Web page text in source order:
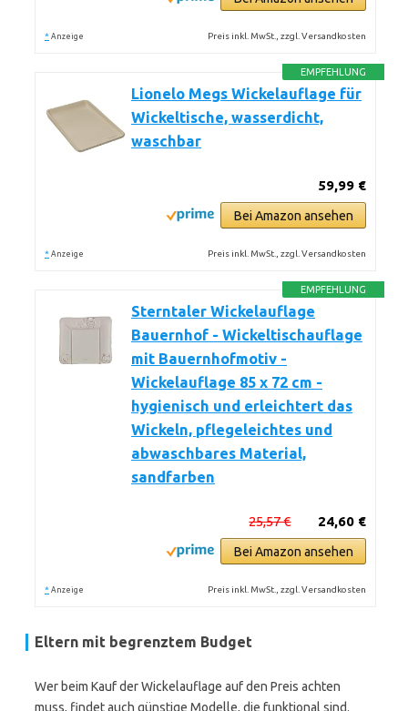
* Anzeige Preis inkl. MwSt., zzgl. Versandkosten
EMPFEHLUNG
Lionelo Megs Wickelauflage für
Wickeltische, wasserdicht,
waschbar
59,99 €
Bei Amazon ansehen
* Anzeige Preis inkl. MwSt., zzgl. Versandkosten
EMPFEHLUNG
Sterntaler Wickelauflage
Bauernhof - Wickeltischauflage
mit Bauernhofmotiv -
Wickelauflage 85 x 72 cm -
hygienisch und erleichtert das
Wickeln, pflegeleichtes und
abwaschbares Material,
sandfarben
24,60 €
25,57 €
Bei Amazon ansehen
* Anzeige Preis inkl. MwSt., zzgl. Versandkosten
Eltern mit begrenztem Budget
Wer beim Kauf der Wickelauflage auf den Preis achten
muss, findet auch günstige Modelle, die funktional sind.